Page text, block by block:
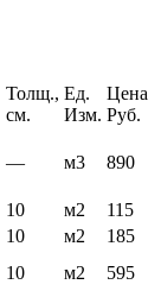
Толщ.,
см.
Ед.
Изм.
Цена
Руб.
— м3 890
10 м2
115
10 м2
185
10 м2
595